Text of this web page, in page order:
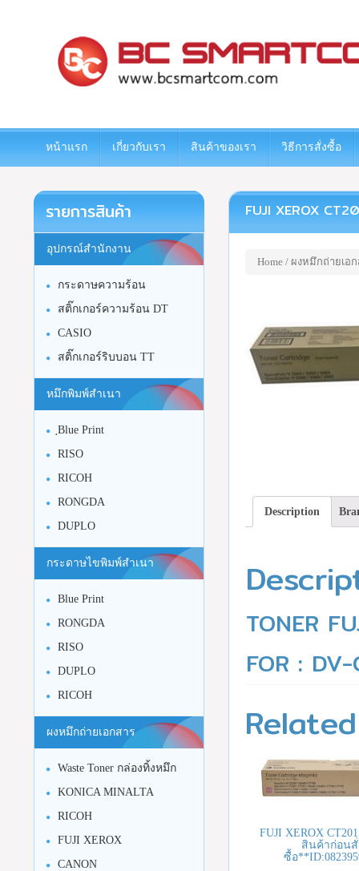
หน้าแรก เกี่ยวกับเรา สินค้าของเรา วิธีการสั่งซื้อ
FUJI XEROX
Home/ ผงหมึกถ่ายเอก
Description
TONER
FOR :
FUJI XEROX
สินค้าก่อนสั่
ซื้อ
รายการสินค้า
อุปกรณ์สำนักงาน
กระดาษความร้อน
สติ๊กเกอร์ความร้อน DT
CASIO
สติ๊กเกอร์ริบบอน TT
หมึกพิมพ์สำเนา
ฺBlue Print
RISO
RICOH
RONGDA
DUPLO
กระดาษไขพิมพ์สำเนา
Blue Print
RONGDA
RISO
DUPLO
RICOH
ผงหมึกถ่ายเอกสาร
Waste Toner กล่องทิ้งหมึก
KONICA MINALTA
RICOH
FUJI XEROX
CANON